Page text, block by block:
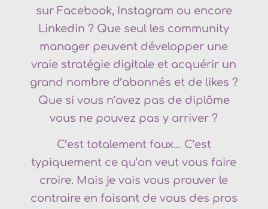
sur Facebook, Instagram ou encore
Linkedin ? Que seul les community
manager peuvent développer une
vraie stratégie digitale et acquérir un
grand nombre d’abonnés et de likes ?
Que si vous n’avez pas de diplôme
vous ne pouvez pas y arriver ?
C’est totalement faux… C’est
typiquement ce qu’on veut vous faire
croire. Mais je vais vous prouver le
contraire en faisant de vous des pros